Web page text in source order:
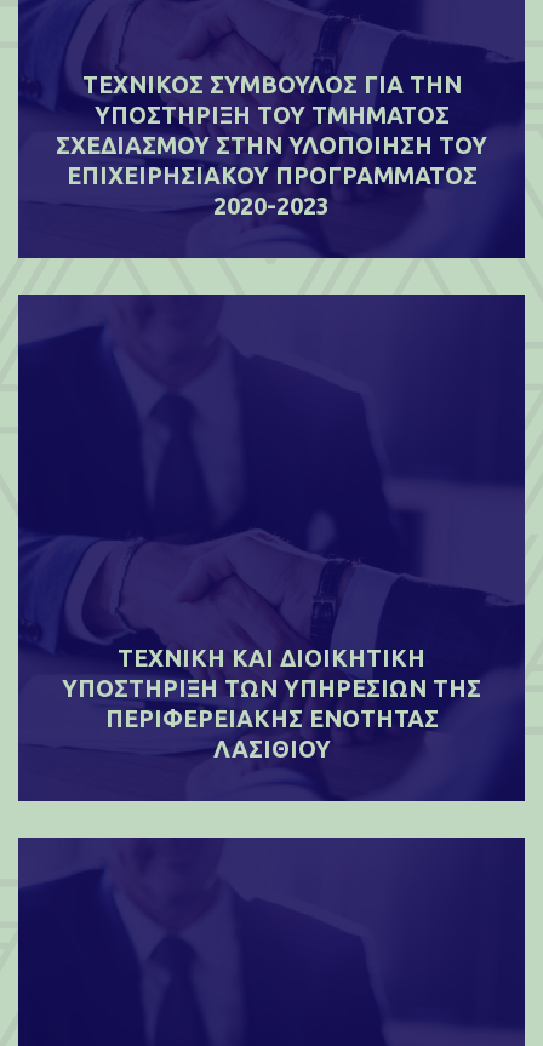
ΤΕΧΝΙΚΟΣ ΣΥΜΒΟΥΛΟΣ ΓΙΑ ΤΗΝ
ΥΠΟΣΤΗΡΙΞΗ ΤΟΥ ΤΜΗΜΑΤΟΣ
ΣΧΕΔΙΑΣΜΟΥ ΣΤΗΝ ΥΛΟΠΟΙΗΣΗ ΤΟΥ
ΕΠΙΧΕΙΡΗΣΙΑΚΟΥ ΠΡΟΓΡΑΜΜΑΤΟΣ
2020-2023
ΤΕΧΝΙΚΗ ΚΑΙ ΔΙΟΙΚΗΤΙΚΗ
ΥΠΟΣΤΗΡΙΞΗ ΤΩΝ ΥΠΗΡΕΣΙΩΝ ΤΗΣ
ΠΕΡΙΦΕΡΕΙΑΚΗΣ ΕΝΟΤΗΤΑΣ
ΛΑΣΙΘΙΟΥ